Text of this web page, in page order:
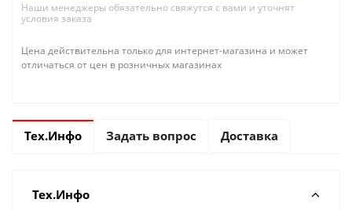
Наши менеджеры обязательно свяжутся с вами и уточнят
условия заказа
Цена действительна только для интернет-магазина и может
отличаться от цен в розничных магазинах
Тех.Инфо Задать вопрос Доставка
Тех.Инфо